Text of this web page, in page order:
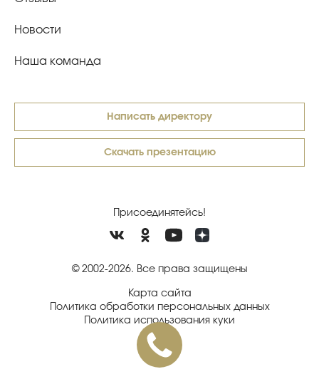
Новости
Наша команда
Написать директору
Скачать презентацию
Присоединятейсь!
© 2002-2026. Все права защищены
Карта сайта
Политика обработки персональных данных
Политика использования куки